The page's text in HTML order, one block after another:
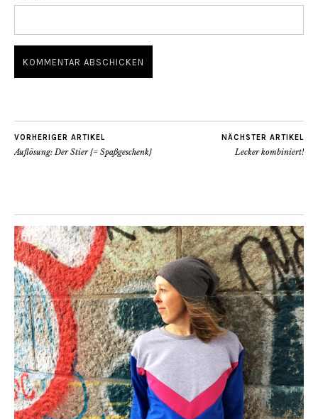
VORHERIGER ARTIKEL
Auflösung: Der Stier {= Spaßgeschenk}
NÄCHSTER ARTIKEL
Lecker kombiniert!